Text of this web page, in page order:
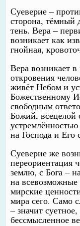
Суеверие –
сторона, тёмный
тень. Вера –
возникает как
гнойная,
Вера возникает в
откровения
живёт Небом и
Божественному
свободным
Божий, всецелой
на Господа и Его
Суеверие же
переориентация
землю, с Бога –
на
мирские
мира сего. Само
– значит
бессмысленное